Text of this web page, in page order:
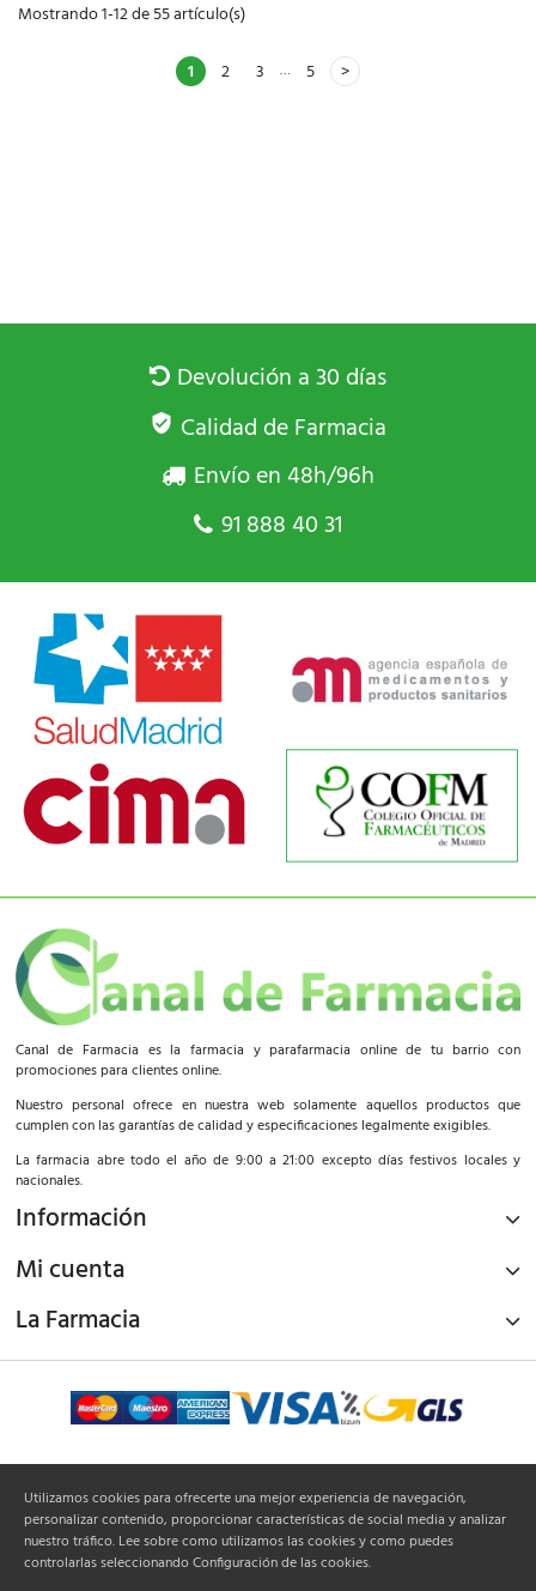
Mostrando 1-12 de 55 artículo(s)
1 2 3 … 5
Devolución a 30 días
Calidad de Farmacia
Envío en 48h/96h
91 888 40 31
Canal de Farmacia es la farmacia y parafarmacia online de tu barrio con
promociones para clientes online.
Nuestro personal ofrece en nuestra web solamente aquellos productos que
cumplen con las garantías de calidad y especificaciones legalmente exigibles.
La farmacia abre todo el año de 9:00 a 21:00 excepto días festivos locales y
nacionales.
Información
Mi cuenta
La Farmacia
Utilizamos cookies para ofrecerte una mejor experiencia de navegación,
personalizar contenido, proporcionar características de social media y analizar
nuestro tráfico. Lee sobre como utilizamos las cookies y como puedes
controlarlas seleccionando Configuración de las cookies.